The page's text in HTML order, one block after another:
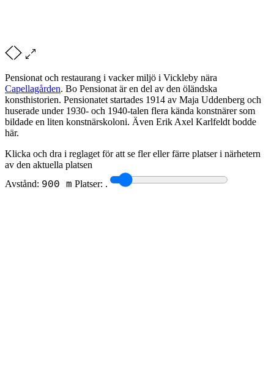
Pensionat och restaurang i vacker miljö i Vickleby nära
Capellagården. Bo Pensionat är en del av den öländska
konsthistorien. Pensionatet startades 1914 av Maja Uddenberg och
huserade under 1930- och 1940-talen flera kända konstnärer som
bildade en liten konstnärskoloni. Även Erik Axel Karlfeldt bodde
här.
Klicka och dra i reglaget för att se fler eller färre platser i närhetern
av den aktuella platsen
Avstånd: 900 m Platser: .